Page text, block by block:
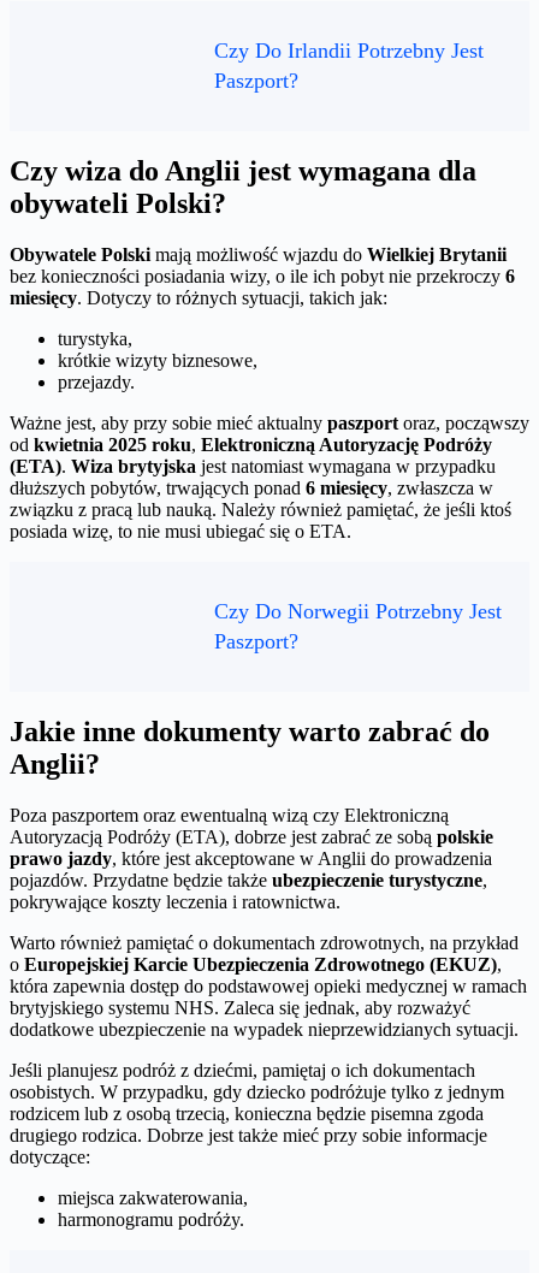
Czy Do Irlandii Potrzebny Jest
Paszport?
Czy wiza do Anglii jest wymagana dla
obywateli Polski?
Obywatele Polski mają możliwość wjazdu do Wielkiej Brytanii
bez konieczności posiadania wizy, o ile ich pobyt nie przekroczy 6
miesięcy. Dotyczy to różnych sytuacji, takich jak:
turystyka,
krótkie wizyty biznesowe,
przejazdy.
Ważne jest, aby przy sobie mieć aktualny paszport oraz, począwszy
od kwietnia 2025 roku, Elektroniczną Autoryzację Podróży
(ETA). Wiza brytyjska jest natomiast wymagana w przypadku
dłuższych pobytów, trwających ponad 6 miesięcy, zwłaszcza w
związku z pracą lub nauką. Należy również pamiętać, że jeśli ktoś
posiada wizę, to nie musi ubiegać się o ETA.
Czy Do Norwegii Potrzebny Jest
Paszport?
Jakie inne dokumenty warto zabrać do
Anglii?
Poza paszportem oraz ewentualną wizą czy Elektroniczną
Autoryzacją Podróży (ETA), dobrze jest zabrać ze sobą polskie
prawo jazdy, które jest akceptowane w Anglii do prowadzenia
pojazdów. Przydatne będzie także ubezpieczenie turystyczne,
pokrywające koszty leczenia i ratownictwa.
Warto również pamiętać o dokumentach zdrowotnych, na przykład
o Europejskiej Karcie Ubezpieczenia Zdrowotnego (EKUZ),
która zapewnia dostęp do podstawowej opieki medycznej w ramach
brytyjskiego systemu NHS. Zaleca się jednak, aby rozważyć
dodatkowe ubezpieczenie na wypadek nieprzewidzianych sytuacji.
Jeśli planujesz podróż z dziećmi, pamiętaj o ich dokumentach
osobistych. W przypadku, gdy dziecko podróżuje tylko z jednym
rodzicem lub z osobą trzecią, konieczna będzie pisemna zgoda
drugiego rodzica. Dobrze jest także mieć przy sobie informacje
dotyczące:
miejsca zakwaterowania,
harmonogramu podróży.